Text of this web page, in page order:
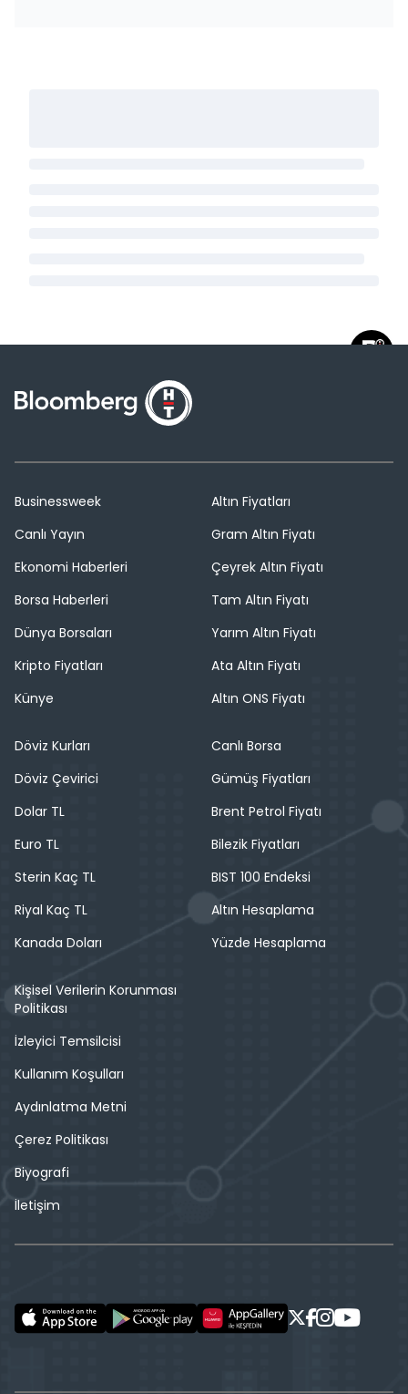
Businessweek
Canlı Yayın
Ekonomi Haberleri
Borsa Haberleri
Dünya Borsaları
Kripto Fiyatları
Künye
Altın Fiyatları
Gram Altın Fiyatı
Çeyrek Altın Fiyatı
Tam Altın Fiyatı
Yarım Altın Fiyatı
Ata Altın Fiyatı
Altın ONS Fiyatı
Döviz Kurları
Döviz Çevirici
Dolar TL
Euro TL
Sterin Kaç TL
Riyal Kaç TL
Kanada Doları
Canlı Borsa
Gümüş Fiyatları
Brent Petrol Fiyatı
Bilezik Fiyatları
BIST 100 Endeksi
Altın Hesaplama
Yüzde Hesaplama
Kişisel Verilerin Korunması
Politikası
İzleyici Temsilcisi
Kullanım Koşulları
Aydınlatma Metni
Çerez Politikası
Biyografi
İletişim